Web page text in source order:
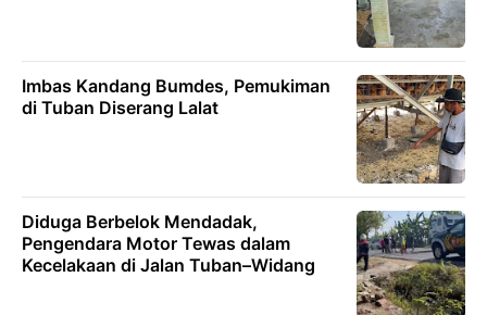
Imbas Kandang Bumdes, Pemukiman
di Tuban Diserang Lalat
Diduga Berbelok Mendadak,
Pengendara Motor Tewas dalam
Kecelakaan di Jalan Tuban–Widang